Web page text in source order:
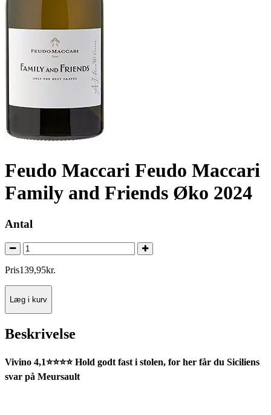
Feudo Maccari Feudo Maccari
Family and Friends Øko 2024
Antal
Pris139,95kr.
Læg i kurv
Beskrivelse
Vivino 4,1⭐⭐⭐⭐ Hold godt fast i stolen, for her får du Siciliens
svar på Meursault